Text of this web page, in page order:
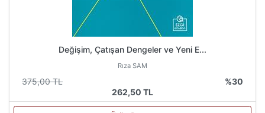
Değişim, Çatışan Dengeler ve Yeni E...
Rıza SAM
375,00 TL
%30
262,50 TL